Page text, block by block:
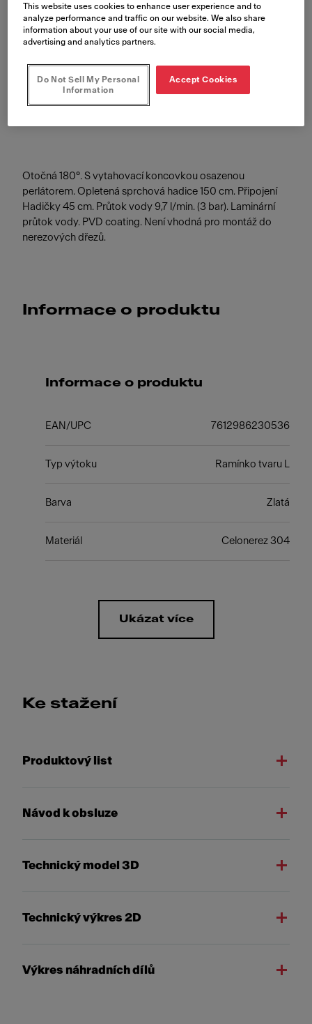
Barva
Zlatá
Otočná 180°. S vytahovací koncovkou osazenou
perlátorem. Opletená sprchová hadice 150 cm. Připojení
Hadičky 45 cm. Průtok vody 9,7 l/min. (3 bar). Laminární
průtok vody. PVD coating. Není vhodná pro montáž do
nerezových dřezů.
Informace o produktu
Informace o produktu
EAN/UPC 7612986230536
Typ výtoku Ramínko tvaru L
Barva Zlatá
Materiál Celonerez 304
Ukázat více
Ke stažení
Produktový list
Návod k obsluze
Technický model 3D
Technický výkres 2D
Výkres náhradních dílů
This website uses cookies to enhance user experience and to
analyze performance and traffic on our website. We also share
information about your use of our site with our social media,
advertising and analytics partners.
Do Not Sell My Personal
Information
Accept Cookies